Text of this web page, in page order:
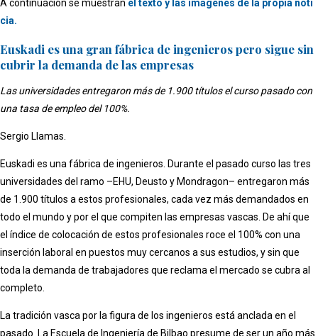
A continuación se muestran el texto y las imágenes de la propia noti
cia.
Euskadi es una gran fábrica de ingenieros pero sigue sin
cubrir la demanda de las empresas
Las universidades entregaron más de 1.900 títulos el curso pasado con
una tasa de empleo del 100%.
Sergio Llamas.
Euskadi es una fábrica de ingenieros. Durante el pasado curso las tres
universidades del ramo –EHU, Deusto y Mondragon– entregaron más
de 1.900 títulos a estos profesionales, cada vez más demandados en
todo el mundo y por el que compiten las empresas vascas. De ahí que
el índice de colocación de estos profesionales roce el 100% con una
inserción laboral en puestos muy cercanos a sus estudios, y sin que
toda la demanda de trabajadores que reclama el mercado se cubra al
completo.
La tradición vasca por la figura de los ingenieros está anclada en el
pasado. La Escuela de Ingeniería de Bilbao presume de ser un año más